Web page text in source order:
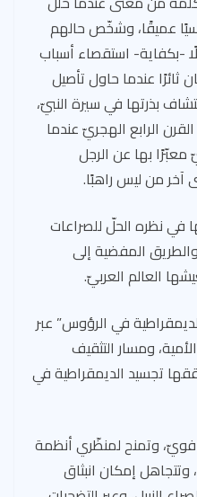
عميقًا، وشخّص حالهم
-بكفاية- استقصاء أسباب
عندما حاول تأصيل
بذرتها في سيرة النبيّ،
الرابع الهجريّ عندما
بها عن الرجل
آخر من ليس راهبًا.
في نظره الحلّ للصراعات
والطريق المفضية إلى
العالم العربيّ.
في الرؤوس” عبر
ومسار التثقيف
تجسيد الديمقراطية في
وتمنح لمنظّري أنظمة
وتتجاهل إمكان انبثاق